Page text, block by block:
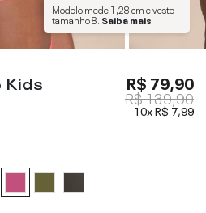
Modelo mede1,28 cme veste
tamanho8 Saiba mais
Kids R$ 79,90
R$ 139,90
10xR$ 7,99